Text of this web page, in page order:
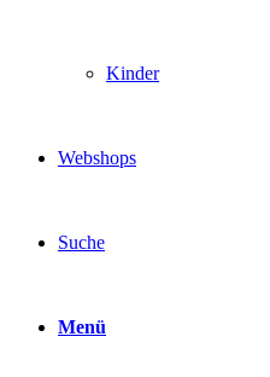
Kinder
Webshops
Suche
Menü